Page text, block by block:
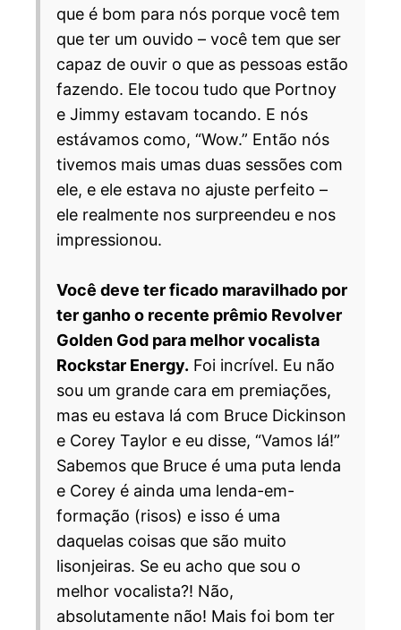
que é bom para nós porque você tem
que ter um ouvido – você tem que ser
capaz de ouvir o que as pessoas estão
fazendo. Ele tocou tudo que Portnoy
e Jimmy estavam tocando. E nós
estávamos como, “Wow.” Então nós
tivemos mais umas duas sessões com
ele, e ele estava no ajuste perfeito –
ele realmente nos surpreendeu e nos
impressionou.
Você deve ter ficado maravilhado por
ter ganho o recente prêmio Revolver
Golden God para melhor vocalista
Rockstar Energy. Foi incrível. Eu não
sou um grande cara em premiações,
mas eu estava lá com Bruce Dickinson
e Corey Taylor e eu disse, “Vamos lá!”
Sabemos que Bruce é uma puta lenda
e Corey é ainda uma lenda-em-
formação (risos) e isso é uma
daquelas coisas que são muito
lisonjeiras. Se eu acho que sou o
melhor vocalista?! Não,
absolutamente não! Mais foi bom ter